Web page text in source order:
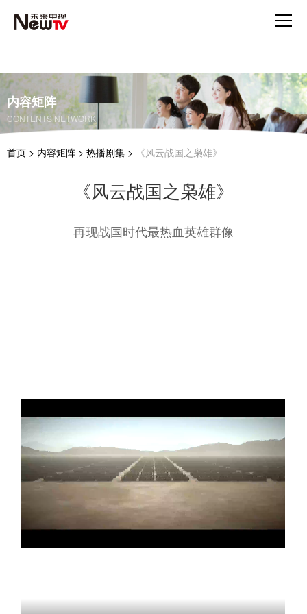
内容矩阵
CONTENTS NETWORK
首页 > 内容矩阵 > 热播剧集 > 《风云战国之枭雄》
《风云战国之枭雄》
再现战国时代最热血英雄群像